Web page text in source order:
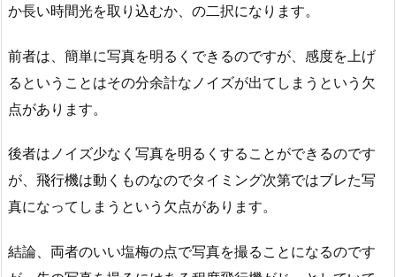
か長い時間光を取り込むか、の二択になります。
前者は、簡単に写真を明るくできるのですが、感度を上げ
るということはその分余計なノイズが出てしまうという欠
点があります。
後者はノイズ少なく写真を明るくすることができるのです
が、飛行機は動くものなのでタイミング次第ではブレた写
真になってしまうという欠点があります。
結論、両者のいい塩梅の点で写真を撮ることになるのです